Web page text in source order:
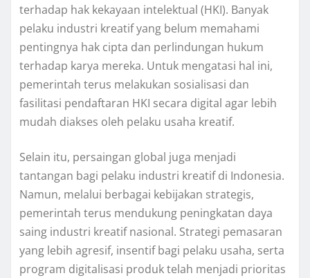
terhadap hak kekayaan intelektual (HKI). Banyak
pelaku industri kreatif yang belum memahami
pentingnya hak cipta dan perlindungan hukum
terhadap karya mereka. Untuk mengatasi hal ini,
pemerintah terus melakukan sosialisasi dan
fasilitasi pendaftaran HKI secara digital agar lebih
mudah diakses oleh pelaku usaha kreatif.
Selain itu, persaingan global juga menjadi
tantangan bagi pelaku industri kreatif di Indonesia.
Namun, melalui berbagai kebijakan strategis,
pemerintah terus mendukung peningkatan daya
saing industri kreatif nasional. Strategi pemasaran
yang lebih agresif, insentif bagi pelaku usaha, serta
program digitalisasi produk telah menjadi prioritas